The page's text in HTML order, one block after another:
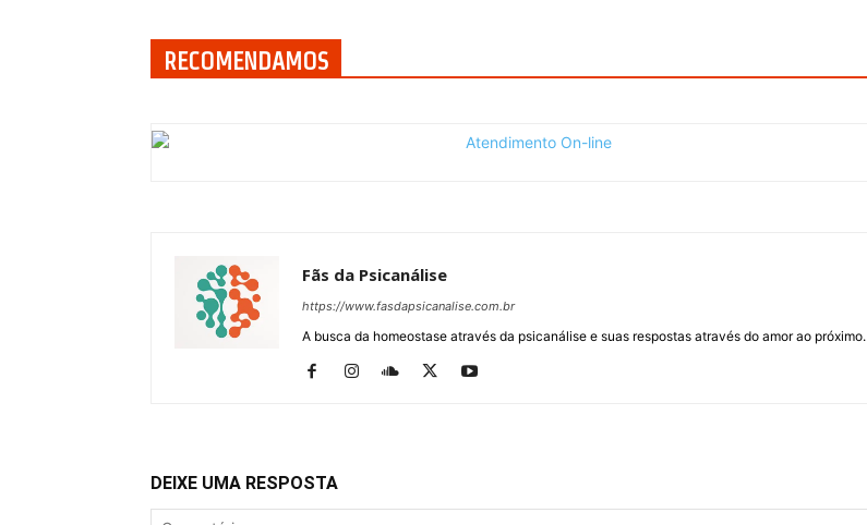
RECOMENDAMOS
Fãs da Psicanálise
https://www.fasdapsicanalise.com.br
A busca da homeostase através da psicanálise e suas respostas através do amor ao próximo.
DEIXE UMA RESPOSTA